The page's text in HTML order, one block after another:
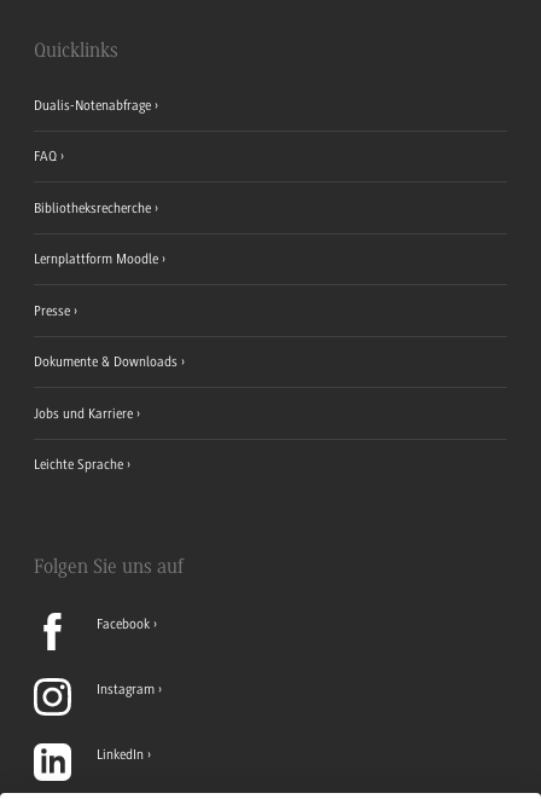
Quicklinks
Dualis-Notenabfrage
FAQ
Bibliotheksrecherche
Lernplattform Moodle
Presse
Dokumente & Downloads
Jobs und Karriere
Leichte Sprache
Folgen Sie uns auf
Facebook
Instagram
LinkedIn